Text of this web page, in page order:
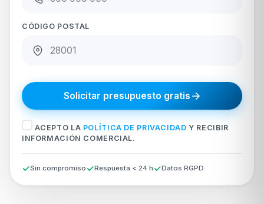
CÓDIGO POSTAL
Solicitar presupuesto gratis
ACEPTO LA POLÍTICA DE PRIVACIDAD Y RECIBIR
INFORMACIÓN COMERCIAL.
Sin compromiso Respuesta < 24 h Datos RGPD